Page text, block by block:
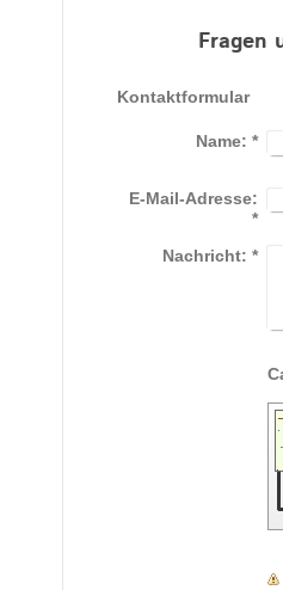
Fragen
Kontaktformular
Name: *
E-Mail-Adresse:
*
Nachricht: *